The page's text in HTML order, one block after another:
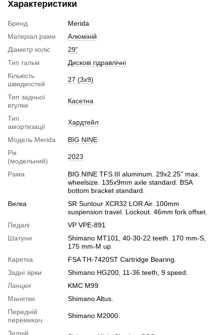
Характеристики
Бренд
Merida
Матеріал рами
Алюміній
Діаметр коліс
29"
Тип гальм
Дискові гідравлічні
Кількість
швидкостей
27 (3х9)
Тип задньої
втулки
Касетна
Тип
амортизації
Хардтейл
Модель Merida
BIG NINE
Рік
(модельний)
2023
Рама
BIG.NINE TFS III aluminum. 29x2.25" max.
wheelsize. 135x9mm axle standard. BSA
bottom bracket standard.
Вилка
SR Suntour XCR32 LOR Air. 100mm
suspension travel. Lockout. 46mm fork offset.
Педалі
VP VPE-891
Шатуни
Shimano MT101, 40-30-22 teeth. 170 mm-S,
175 mm-M up.
Каретка
FSA TH-7420ST Cartridge Bearing.
Задні зірки
Shimano HG200, 11-36 teeth, 9 speed.
Ланцюг
KMC M99
Манетки
Shimano Altus.
Передній
перемикач
Shimano M2000.
Задній